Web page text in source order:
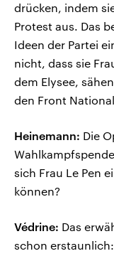
drücken, indem
Protest aus. Das
Ideen der Partei
nicht, dass sie
dem Elysee,
den Front
Heinemann: Die
sich Frau Le Pen
können?
Védrine: Das
schon